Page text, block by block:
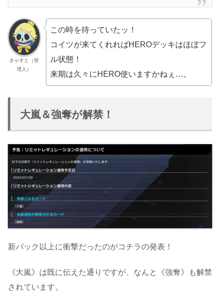
きゃすと（管
理人）
この時を待っていたッ！
コイツが来てくれればHEROデッキはほぼフ
ル状態！
来期は久々にHERO使いますかねぇ…。
大嵐＆強奪が解禁！
新パック以上に衝撃だったのがコチラの発表！
《大嵐》は既に伝えた通りですが、なんと《強奪》も解禁
されています。